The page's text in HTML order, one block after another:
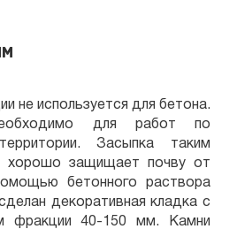
не используется для бетона.
для работ по
Засыпка таким
хорошо защищает почву от
бетонного раствора
декоративная кладка с
фракции 40-150 мм. Камни